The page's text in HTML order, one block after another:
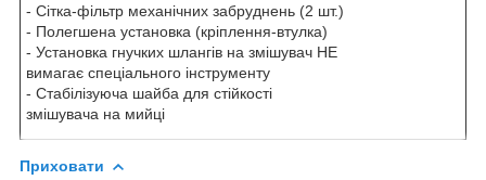
- Сітка-фільтр механічних забруднень (2 шт.)
- Полегшена установка (кріплення-втулка)
- Установка гнучких шлангів на змішувач НЕ
вимагає спеціального інструменту
- Стабілізуюча шайба для стійкості
змішувача на мийці
Приховати